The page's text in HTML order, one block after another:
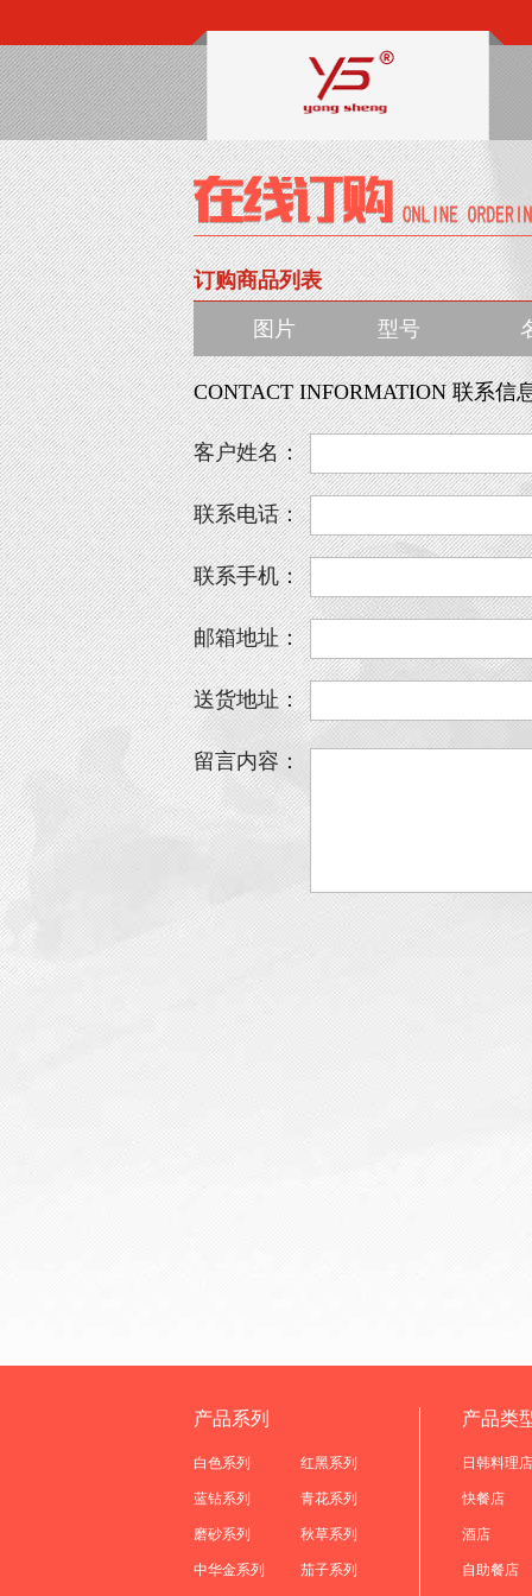
订购商品列表
图片 型号
CONTACT INFORMATION 联系信
客户姓名：
联系电话：
联系手机：
邮箱地址：
送货地址：
留言内容：
产品系列
白色系列 红黑系列
蓝钻系列 青花系列
磨砂系列 秋草系列
中华金系列 茄子系列
产品类
日韩料理店
快餐店
酒店
自助餐店